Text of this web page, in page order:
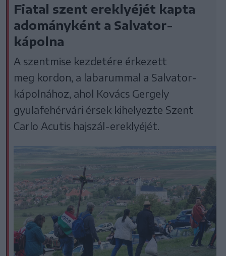
Fiatal szent ereklyéjét kapta
adományként a Salvator-
kápolna
A szentmise kezdetére érkezett
meg kordon, a labarummal a Salvator-
kápolnához, ahol Kovács Gergely
gyulafehérvári érsek kihelyezte Szent
Carlo Acutis hajszál-ereklyéjét.